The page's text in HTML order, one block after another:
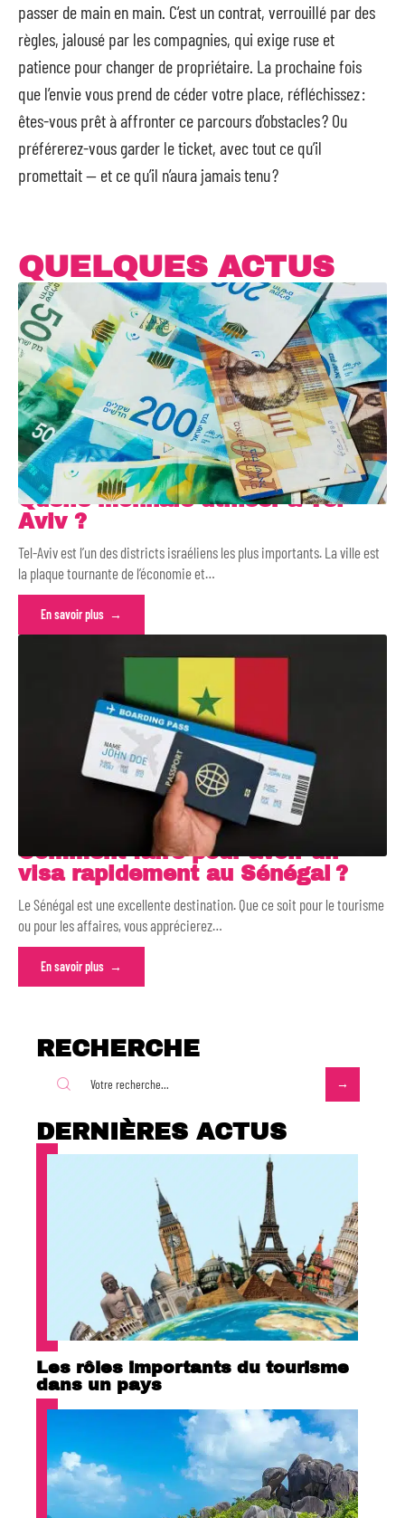
passer de main en main. C’est un contrat, verrouillé par des
règles, jalousé par les compagnies, qui exige ruse et
patience pour changer de propriétaire. La prochaine fois
que l’envie vous prend de céder votre place, réfléchissez :
êtes-vous prêt à affronter ce parcours d’obstacles ? Ou
préférerez-vous garder le ticket, avec tout ce qu’il
promettait — et ce qu’il n’aura jamais tenu ?
QUELQUES ACTUS
Quelle monnaie utiliser à Tel-
Aviv ?
Tel-Aviv est l’un des districts israéliens les plus importants. La ville est
la plaque tournante de l’économie et…
En savoir plus
Comment faire pour avoir un
visa rapidement au Sénégal ?
Le Sénégal est une excellente destination. Que ce soit pour le tourisme
ou pour les affaires, vous apprécierez…
En savoir plus
RECHERCHE
DERNIÈRES ACTUS
Les rôles importants du tourisme
dans un pays